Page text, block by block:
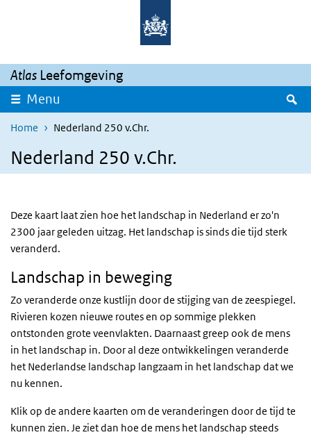
Overslaan en naar de inhoud gaan
Atlas Leefomgeving
Menu
Home Nederland 250 v.Chr.
Nederland 250 v.Chr.
Deze kaart laat zien hoe het landschap in Nederland er zo'n
2300 jaar geleden uitzag. Het landschap is sinds die tijd sterk
veranderd.
Landschap in beweging
Zo veranderde onze kustlijn door de stijging van de zeespiegel.
Rivieren kozen nieuwe routes en op sommige plekken
ontstonden grote veenvlakten. Daarnaast greep ook de mens
in het landschap in. Door al deze ontwikkelingen veranderde
het Nederlandse landschap langzaam in het landschap dat we
nu kennen.
Klik op de andere kaarten om de veranderingen door de tijd te
kunnen zien. Je ziet dan hoe de mens het landschap steeds